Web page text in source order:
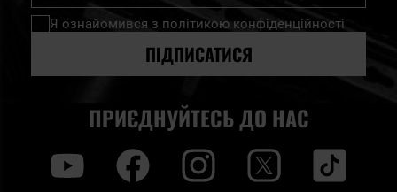
нашу
розсилку
Я ознайомився з політикою конфіденційності
ПІДПИСАТИСЯ
ПРИЄДНУЙТЕСЬ ДО НАС